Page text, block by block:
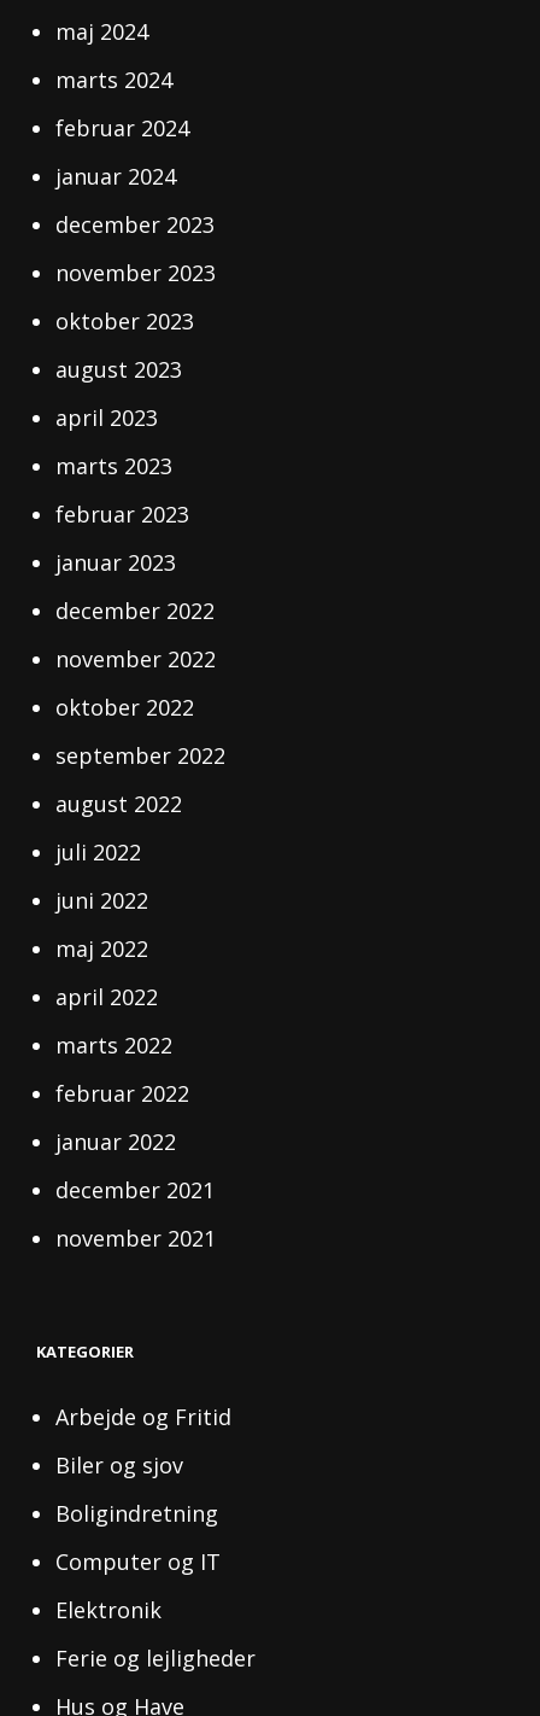
maj 2024
marts 2024
februar 2024
januar 2024
december 2023
november 2023
oktober 2023
august 2023
april 2023
marts 2023
februar 2023
januar 2023
december 2022
november 2022
oktober 2022
september 2022
august 2022
juli 2022
juni 2022
maj 2022
april 2022
marts 2022
februar 2022
januar 2022
december 2021
november 2021
KATEGORIER
Arbejde og Fritid
Biler og sjov
Boligindretning
Computer og IT
Elektronik
Ferie og lejligheder
Hus og Have